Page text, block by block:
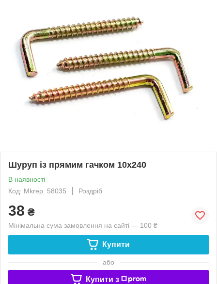
Шуруп із прямим гачком 10х240
В наявності
Код: Mkrep. 58035
Роздріб
38 ₴
Мінімальна сума замовлення на сайті — 100 ₴
Купити
або
Купити з